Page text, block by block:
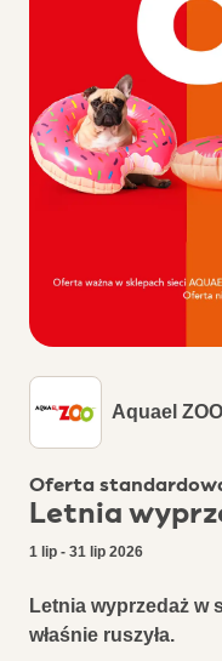
Aquael ZOO
Oferta
Letnia
1 lip - 31 lip 2026
Letnia wyprzedaż w
właśnie ruszyła.